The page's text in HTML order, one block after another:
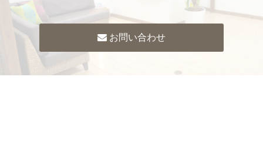
お問い合わせ